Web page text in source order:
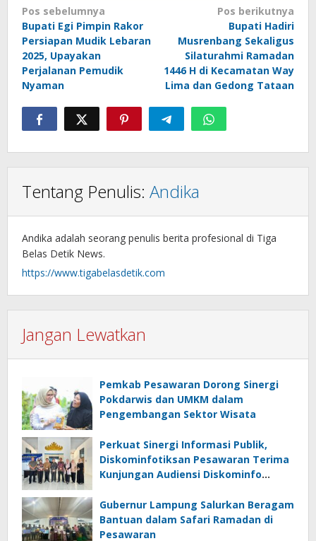
Navigasi
pos
Pos sebelumnya
Bupati Egi Pimpin Rakor
Persiapan Mudik Lebaran
2025, Upayakan
Perjalanan Pemudik
Nyaman
Pos berikutnya
Bupati Hadiri
Musrenbang Sekaligus
Silaturahmi Ramadan
1446 H di Kecamatan Way
Lima dan Gedong Tataan
Tentang Penulis: Andika
Andika adalah seorang penulis berita profesional di Tiga
Belas Detik News.
https://www.tigabelasdetik.com
Jangan Lewatkan
Pemkab Pesawaran Dorong Sinergi
Pokdarwis dan UMKM dalam
Pengembangan Sektor Wisata
Perkuat Sinergi Informasi Publik,
Diskominfotiksan Pesawaran Terima
Kunjungan Audiensi Diskominfo
Gubernur Lampung Salurkan Beragam
Bantuan dalam Safari Ramadan di
Pesawaran